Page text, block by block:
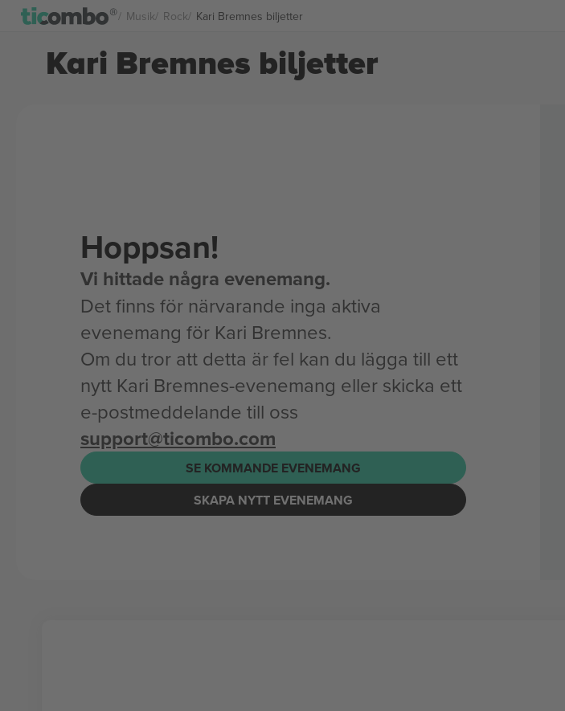
Musik Rock Kari Bremnes biljetter
Kari Bremnes biljetter
Hoppsan!
Vi hittade några evenemang.
Det finns för närvarande inga aktiva
evenemang för Kari Bremnes.
Om du tror att detta är fel kan du lägga till ett
nytt Kari Bremnes-evenemang eller skicka ett
e-postmeddelande till oss
support@ticombo.com
SE KOMMANDE EVENEMANG
SKAPA NYTT EVENEMANG